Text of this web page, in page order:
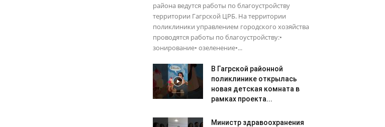
района ведутся работы по благоустройству
территории Гагрской ЦРБ. На территории
поликлиники управлением городского хозяйства
проводятся работы по благоустройству:•
зонирование• озеленение•...
В Гагрской районной
поликлинике открылась
новая детская комната в
рамках проекта...
Министр здравоохранения